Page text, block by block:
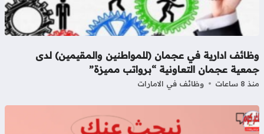
ادارية في عجمان (للمواطنين والمقيمين) لدى
عجمان التعاونية “برواتب مميزة”
ساعات وظائف في الامارات